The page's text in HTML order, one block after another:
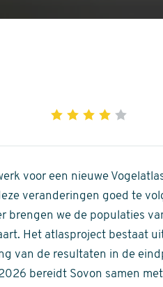
1 2 3 4
of
5
stars
voor een nieuwe
veranderingen goed te
brengen we de populaties
Het atlasproject bestaat
van de resultaten in de
bereidt Sovon samen